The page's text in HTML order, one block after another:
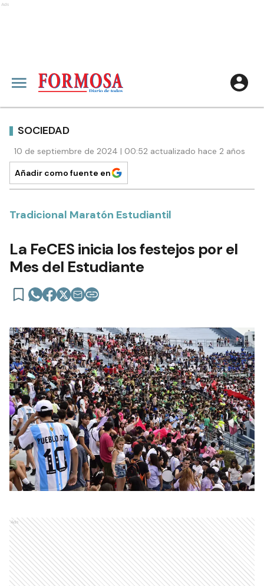
Ads
SOCIEDAD
10 de septiembre de 2024 | 00:52 actualizado hace 2 años
Añadir como fuente en
Tradicional Maratón Estudiantil
La FeCES inicia los festejos por el
Mes del Estudiante
Ads